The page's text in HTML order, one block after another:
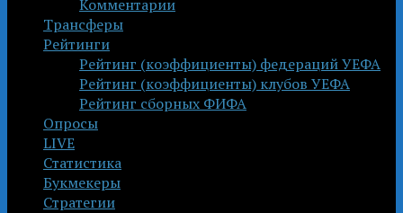
Комментарии
Трансферы
Рейтинги
Рейтинг (коэффициенты) федераций УЕФА
Рейтинг (коэффициенты) клубов УЕФА
Рейтинг сборных ФИФА
Опросы
LIVE
Статистика
Букмекеры
Стратегии